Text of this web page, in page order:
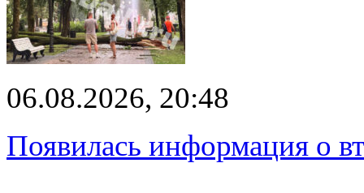
06.08.2026, 20:48
Появилась информация о